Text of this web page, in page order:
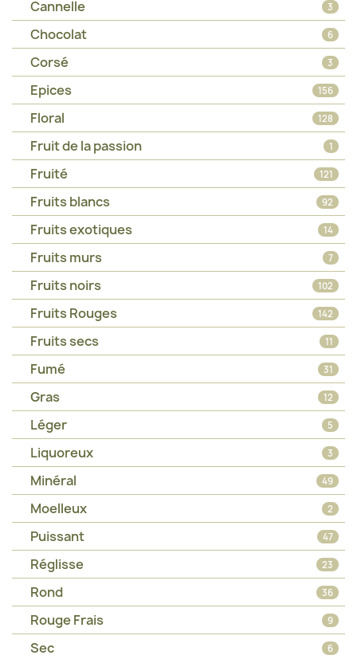
Cannelle 3
Chocolat 6
Corsé 3
Epices 156
Floral 128
Fruit de la passion 1
Fruité 121
Fruits blancs 92
Fruits exotiques 14
Fruits murs 7
Fruits noirs 102
Fruits Rouges 142
Fruits secs 11
Fumé 31
Gras 12
Léger 5
Liquoreux 3
Minéral 49
Moelleux 2
Puissant 47
Réglisse 23
Rond 36
Rouge Frais 9
Sec 6